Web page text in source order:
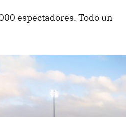
espectadores. Todo un